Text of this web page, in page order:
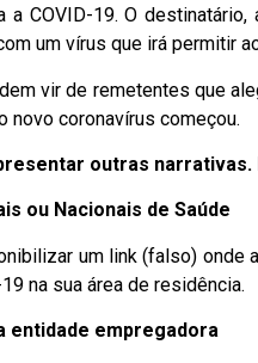
a COVID-19. O
um vírus que irá permitir
vir de remetentes que
novo coronavírus começou.
outras narrativas.
ou Nacionais de Saúde
um link (falso) onde
na sua área de residência.
entidade empregadora